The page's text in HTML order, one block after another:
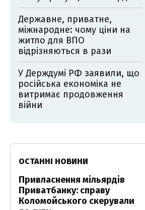
Державне, приватне,
міжнародне: чому ціни на
житло для ВПО
відрізняються в рази
У Держдумі РФ заявили, що
російська економіка не
витримає продовження
війни
ОСТАННІ НОВИНИ
Привласнення мільярдів
Приватбанку: справу
Коломойського скерували